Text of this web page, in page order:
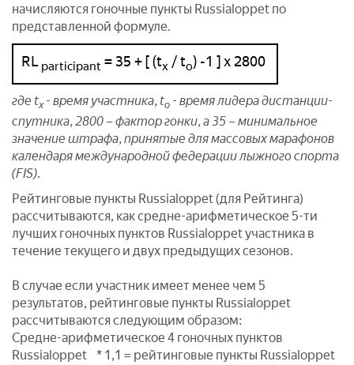
начисляются гоночные пункты Russialoppet по
представленной формуле.
RL participant = 35 + [ (tх / tо) -1 ] x 2800
где tх- время участника, tо - время лидера дистанции-
спутника, 2800 – фактор гонки, а 35 – минимальное
значение штрафа, принятые для массовых марафонов
календаря международной федерации лыжного спорта
(FIS).
Рейтинговые пункты Russialoppet (для Рейтинга)
рассчитываются, как средне-арифметическое 5-ти
лучших гоночных пунктов Russialoppet участника в
течение текущего и двух предыдущих сезонов.
В случае если участник имеет менее чем 5
результатов, рейтинговые пункты Russialoppet
рассчитываются следующим образом:
Средне-арифметическое 4 гоночных пунктов
Russialoppet * 1,1 = рейтинговые пункты Russialoppet